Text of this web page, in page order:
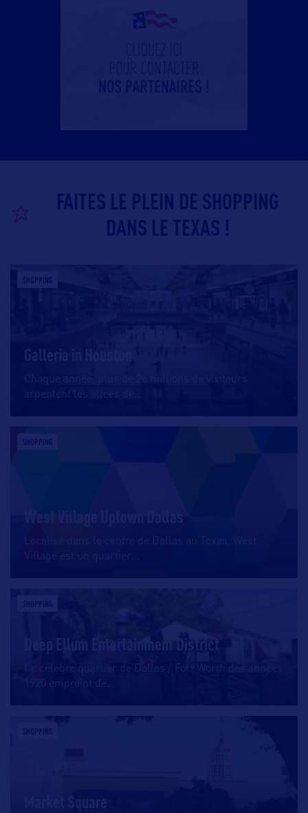
FAITES LE PLEIN DE SHOPPING
DANS LE TEXAS !
SHOPPING
Galleria in Houston
Chaque année, plus de 26 millions de visiteurs
arpentent les allées de
SHOPPING
West Village Uptown Dallas
Localisé dans le centre de Dallas au Texas, West
Village est un quartier
SHOPPING
Deep Ellum Entertainment District
Ce célèbre quartier de Dallas / Fort Worth des années
1920 empreint de
SHOPPING
Market Square